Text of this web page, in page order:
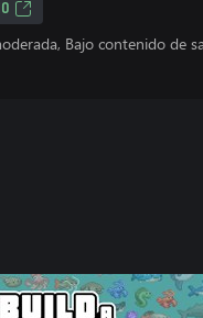
Bajo contenido de